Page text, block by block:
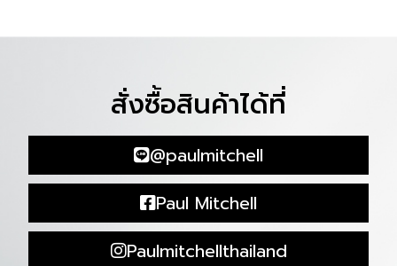
สั่งซื้อสินค้าได้ที่
@paulmitchell
Paul Mitchell
Paulmitchellthailand